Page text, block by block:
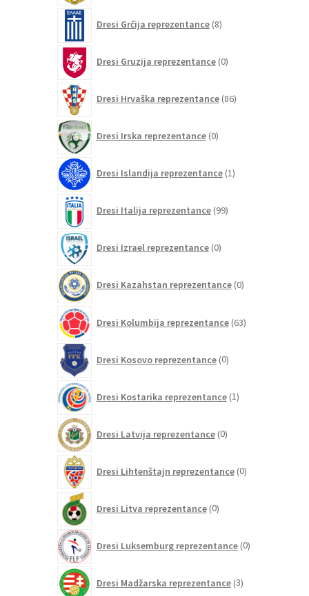
Dresi Grčija reprezentance 8izdelkov
Dresi Gruzija reprezentance 0izdelkov
Dresi Hrvaška reprezentance 86izdelkov
Dresi Irska reprezentance 0izdelkov
Dresi Islandija reprezentance 1izdelek
Dresi Italija reprezentance 99izdelkov
Dresi Izrael reprezentance 0izdelkov
Dresi Kazahstan reprezentance 0izdelkov
Dresi Kolumbija reprezentance 63izdelkov
Dresi Kosovo reprezentance 0izdelkov
Dresi Kostarika reprezentance 1izdelek
Dresi Latvija reprezentance 0izdelkov
Dresi Lihtenštajn reprezentance 0izdelkov
Dresi Litva reprezentance 0izdelkov
Dresi Luksemburg reprezentance 0izdelkov
Dresi Madžarska reprezentance 3izdelki